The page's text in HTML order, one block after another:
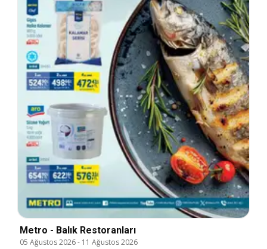
Metro - Balık Restoranları
05 Ağustos 2026- 11 Ağustos 2026